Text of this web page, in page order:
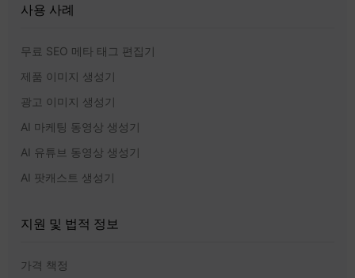
사용 사례
무료 SEO 메타 태그 편집기
제품 이미지 생성기
광고 이미지 생성기
AI 마케팅 동영상 생성기
AI 유튜브 동영상 생성기
AI 팟캐스트 생성기
지원 및 법적 정보
가격 책정